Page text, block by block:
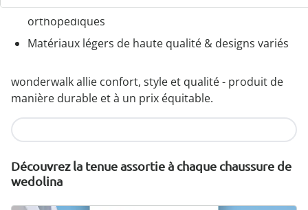
Semelle amovible - idéale pour les semelles
orthopédiques
Matériaux légers de haute qualité & designs variés
wonderwalk allie confort, style et qualité - produit de
manière durable et à un prix équitable.
Découvrez la tenue assortie à chaque chaussure de
wedolina